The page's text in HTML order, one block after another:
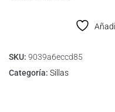
SKU: 9039a6eccd85
Categoría: Sillas